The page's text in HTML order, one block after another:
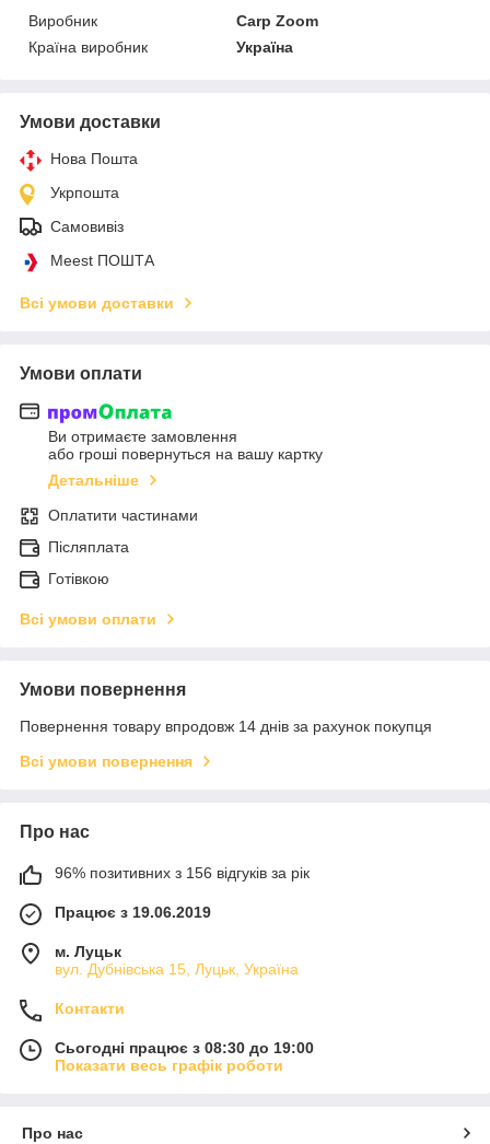
Виробник
Carp Zoom
Країна виробник
Україна
Умови доставки
Нова Пошта
Укрпошта
Самовивіз
Meest ПОШТА
Всі умови доставки
Умови оплати
Ви отримаєте замовлення
або гроші повернуться на вашу картку
Детальніше
Оплатити частинами
Післяплата
Готівкою
Всі умови оплати
Умови повернення
Повернення товару впродовж 14 днів за рахунок покупця
Всі умови повернення
Про нас
96% позитивних з 156 відгуків за рік
Працює з 19.06.2019
м. Луцьк
вул. Дубнівська 15, Луцьк, Україна
Контакти
Сьогодні працює з 08:30 до 19:00
Показати весь графік роботи
Про нас